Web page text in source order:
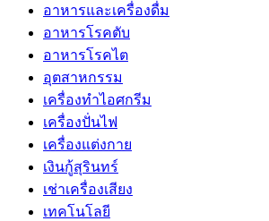
อาหารและเครื่องดื่ม
อาหารโรคตับ
อาหารโรคไต
อุตสาหกรรม
เครื่องทำไอศกรีม
เครื่องปั่นไฟ
เครื่องแต่งกาย
เงินกู้สุรินทร์
เช่าเครื่องเสียง
เทคโนโลยี